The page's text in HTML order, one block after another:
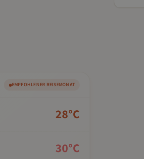
EMPFOHLENER REISEMONAT
28°C
30°C